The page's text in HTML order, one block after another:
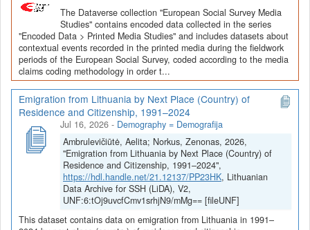
The Dataverse collection "European Social Survey Media
Studies" contains encoded data collected in the series
"Encoded Data > Printed Media Studies" and includes datasets about
contextual events recorded in the printed media during the fieldwork
periods of the European Social Survey, coded according to the media
claims coding methodology in order t...
Emigration from Lithuania by Next Place (Country) of
Residence and Citizenship, 1991–2024
Jul 16, 2026 - Demography = Demografija
Ambrulevičiūtė, Aelita; Norkus, Zenonas, 2026,
"Emigration from Lithuania by Next Place (Country) of
Residence and Citizenship, 1991–2024",
https://hdl.handle.net/21.12137/PP23HK, Lithuanian
Data Archive for SSH (LiDA), V2,
UNF:6:tOj9uvcfCmv1srhjN9/mMg== [fileUNF]
This dataset contains data on emigration from Lithuania in 1991–